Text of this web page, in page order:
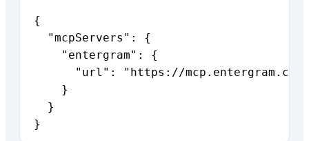
{
  "mcpServers": {
    "entergram": {
"url": "https://
    }
  }
}